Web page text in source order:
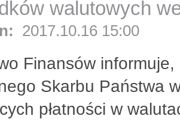
walutowych
2017.10.16 15:00
Finansów informuje,
Skarbu Państwa
płatności w